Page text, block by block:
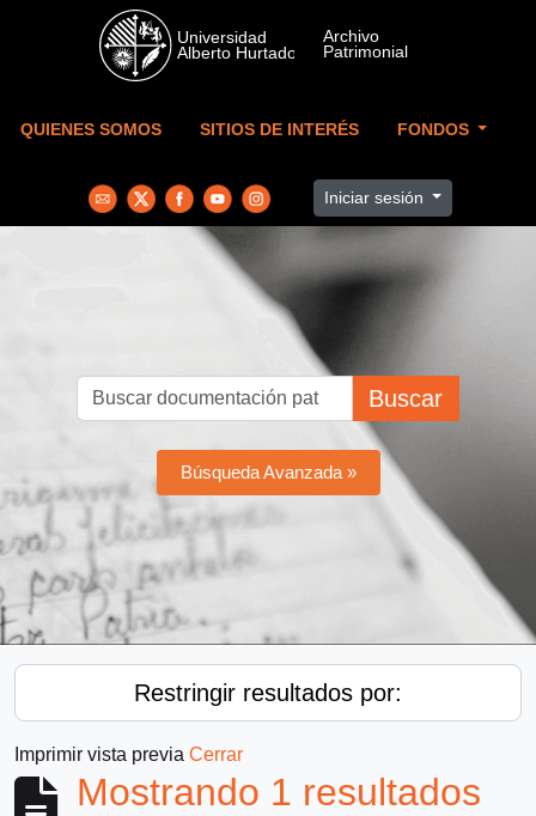
Skip to main content
QUIENES SOMOS SITIOS DE INTERÉS FONDOS
Iniciar sesión
Buscar
Búsqueda Avanzada »
Restringir resultados por:
Imprimir vista previa Cerrar
Mostrando 1 resultados